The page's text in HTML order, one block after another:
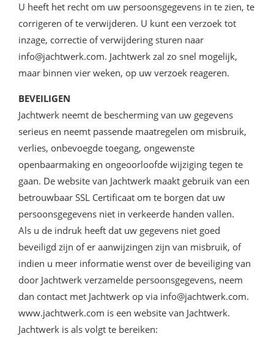
U heeft het recht om uw persoonsgegevens in te zien, te
corrigeren of te verwijderen. U kunt een verzoek tot
inzage, correctie of verwijdering sturen naar
info@jachtwerk.com. Jachtwerk zal zo snel mogelijk,
maar binnen vier weken, op uw verzoek reageren.
BEVEILIGEN
Jachtwerk neemt de bescherming van uw gegevens
serieus en neemt passende maatregelen om misbruik,
verlies, onbevoegde toegang, ongewenste
openbaarmaking en ongeoorloofde wijziging tegen te
gaan. De website van Jachtwerk maakt gebruik van een
betrouwbaar SSL Certificaat om te borgen dat uw
persoonsgegevens niet in verkeerde handen vallen.
Als u de indruk heeft dat uw gegevens niet goed
beveiligd zijn of er aanwijzingen zijn van misbruik, of
indien u meer informatie wenst over de beveiliging van
door Jachtwerk verzamelde persoonsgegevens, neem
dan contact met Jachtwerk op via info@jachtwerk.com.
www.jachtwerk.com is een website van Jachtwerk.
Jachtwerk is als volgt te bereiken: